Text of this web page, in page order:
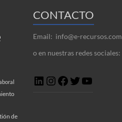
de
CONTACTO
Email: info@e-recursos.com
o en nuestras redes sociales:
LinkedInInstagram
Facebook
Twitter